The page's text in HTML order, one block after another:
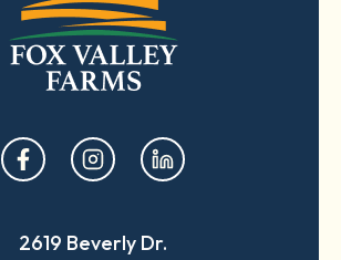
opens
in
new
opens
in
new
opens
in
new
2619 Beverly Dr.